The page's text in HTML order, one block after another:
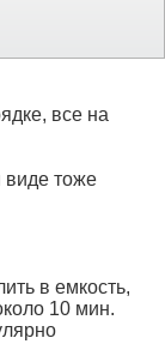
все на
виде тоже
в емкость,
10 мин.